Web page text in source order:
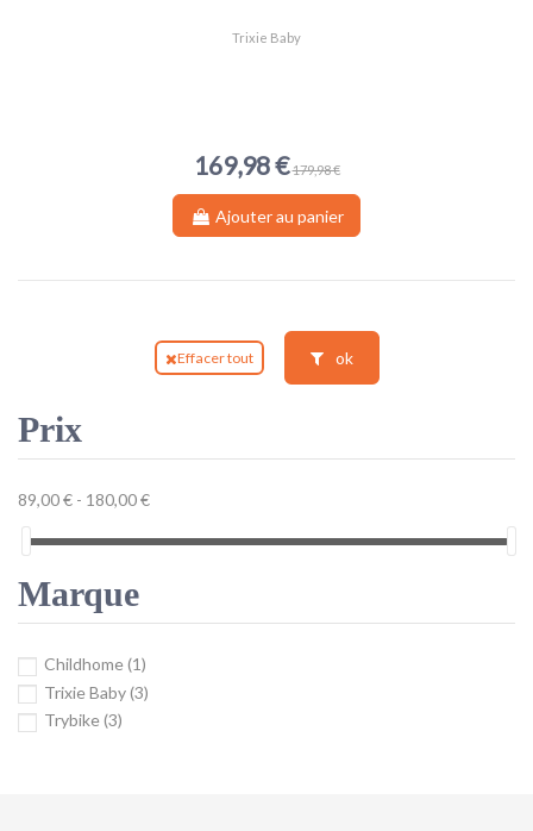
Trixie Baby
169,98 € 179,98 €
Ajouter au panier
Effacer tout ok
Prix
89,00 € - 180,00 €
Marque
Childhome(1)
Trixie Baby(3)
Trybike(3)